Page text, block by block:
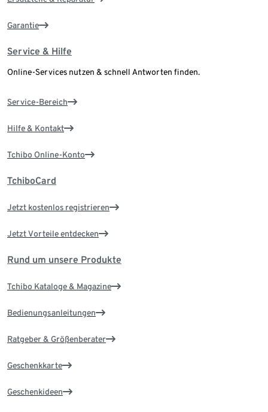
Garantie
Service & Hilfe
Online-Services nutzen & schnell Antworten finden.
Service-Bereich
Hilfe & Kontakt
Tchibo Online-Konto
TchiboCard
Jetzt kostenlos registrieren
Jetzt Vorteile entdecken
Rund um unsere Produkte
Tchibo Kataloge & Magazine
Bedienungsanleitungen
Ratgeber & Größenberater
Geschenkkarte
Geschenkideen